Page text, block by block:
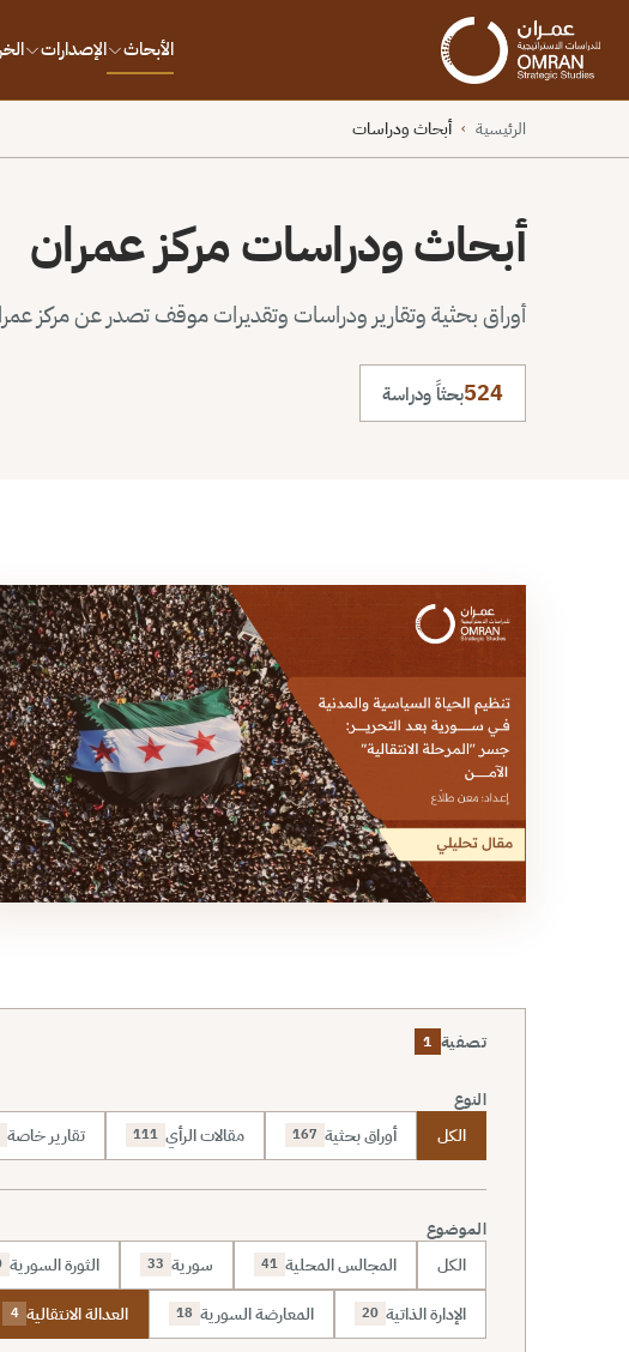
الأبحاث الإصدارات
الرئيسية › أبحاث ودراسات
أبحاث ودراسات مركز عمران
أوراق بحثية وتقارير ودراسات وتقديرات موقف تصدر عن مركز
524بحثاً ودراسة
تصفية 1
النوع
الكل أوراق بحثية 167 مقالات الرأي 111 تقارير خاصة
الموضوع
الكل المجالس المحلية 41 سورية 33 الثورة السورية
الإدارة الذاتية 20 المعارضة السورية 18 العدالة الانتقالية 4